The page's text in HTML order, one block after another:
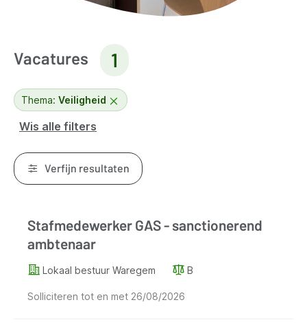
Vacatures 1
Thema: Veiligheid
Wis alle filters
Verfijn resultaten
Resultaten
Stafmedewerker GAS - sanctionerend
ambtenaar
Lokaal bestuur Waregem B
Solliciteren tot en met 26/08/2026